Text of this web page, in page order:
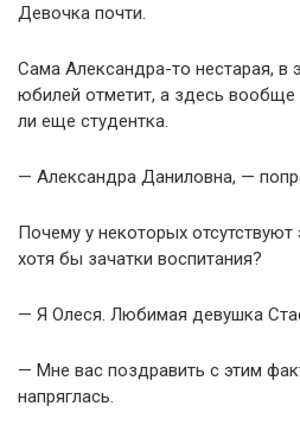
Девочка почти.
Сама Александра-то нестарая, в
юбилей отметит, а здесь вообще
ли еще студентка.
— Александра Даниловна, —
Почему у некоторых
хотя бы зачатки воспитания?
— Я Олеся. Любимая девушка
— Мне вас поздравить с этим
напряглась.